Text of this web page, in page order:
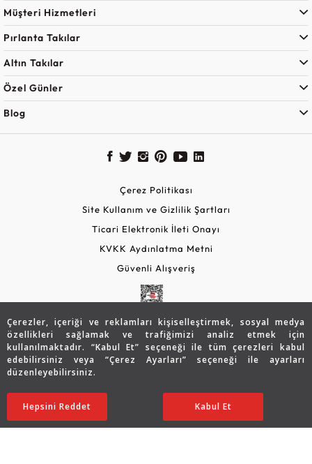
Çerezler, içeriği ve reklamları kişiselleştirmek, sosyal medya
özellikleri sağlamak ve trafiğimizi analiz etmek için
kullanılmaktadır. “Kabul Et” seçeneği ile tüm çerezleri kabul
edebilirsiniz veya “Çerez Ayarları” seçeneği ile ayarları
düzenleyebilirsiniz.
Ayarları Düzenle
Hepsini Reddet Kabul Et
48.200 TL
38.573TL SATIN ALIN
Müşteri Hizmetleri
Pırlanta Takılar
Altın Takılar
Özel Günler
Blog
Çerez Politikası
Site Kullanım ve Gizlilik Şartları
Ticari Elektronik İleti Onayı
KVKK Aydınlatma Metni
Güvenli Alışveriş
Copyright © 2026 Assos Pırlanta - Bu sitenin tüm hakları